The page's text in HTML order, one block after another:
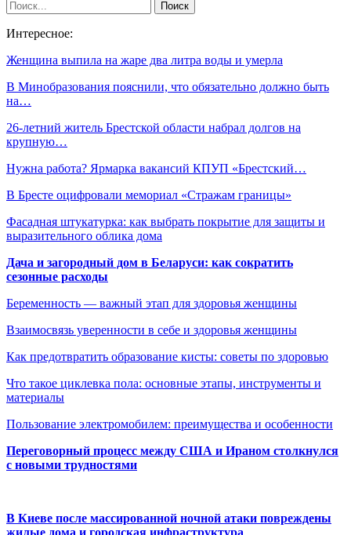
Интересное:
Женщина выпила на жаре два литра воды и умерла
В Минобразования пояснили, что обязательно должно быть
на…
26-летний житель Брестской области набрал долгов на
крупную…
Нужна работа? Ярмарка вакансий КПУП «Брестский…
В Бресте оцифровали мемориал «Стражам границы»
Фасадная штукатурка: как выбрать покрытие для защиты и
выразительного облика дома
Дача и загородный дом в Беларуси: как сократить
сезонные расходы
Беременность — важный этап для здоровья женщины
Взаимосвязь уверенности в себе и здоровья женщины
Как предотвратить образование кисты: советы по здоровью
Что такое циклевка пола: основные этапы, инструменты и
материалы
Пользование электромобилем: преимущества и особенности
Переговорный процесс между США и Ираном столкнулся
с новыми трудностями
В Киеве после массированной ночной атаки повреждены
жилые дома и городская инфраструктура